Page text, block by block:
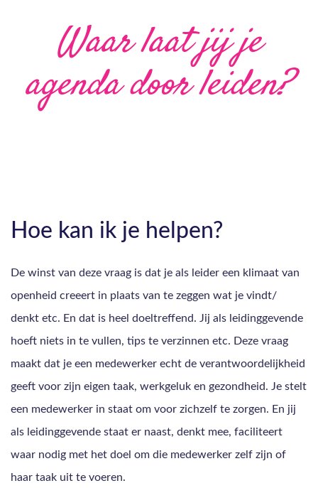
Waar laat jij je
agenda door leiden?
Hoe kan ik je helpen?
De winst van deze vraag is dat je als leider een klimaat van
openheid creeert in plaats van te zeggen wat je vindt/
denkt etc. En dat is heel doeltreffend. Jij als leidinggevende
hoeft niets in te vullen, tips te verzinnen etc. Deze vraag
maakt dat je een medewerker echt de verantwoordelijkheid
geeft voor zijn eigen taak, werkgeluk en gezondheid. Je stelt
een medewerker in staat om voor zichzelf te zorgen. En jij
als leidinggevende staat er naast, denkt mee, faciliteert
waar nodig met het doel om die medewerker zelf zijn of
haar taak uit te voeren.